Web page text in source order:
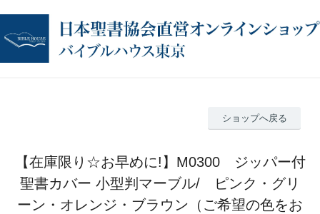
ショップへ戻る
【在庫限り☆お早めに!】M0300 ジッパー付
聖書カバー 小型判マーブル/ ピンク・グリ
ーン・オレンジ・ブラウン（ご希望の色をお